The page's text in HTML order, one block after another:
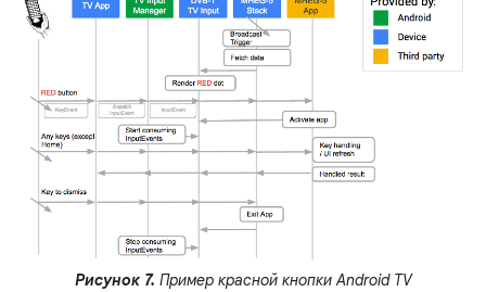
Рисунок 7. Пример красной кнопки Android TV